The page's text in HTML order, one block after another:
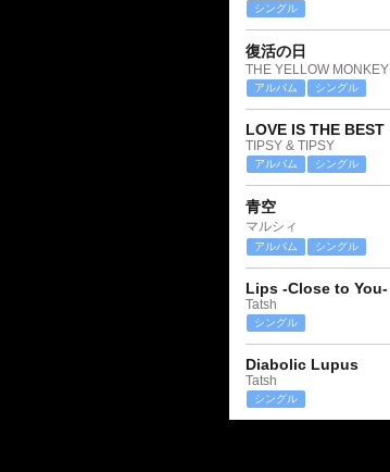
シングル
復活の日
THE YELLOW MONKEY
アルバム シングル
LOVE IS THE BEST
TIPSY & TIPSY
アルバム シングル
青空
マルシィ
アルバム シングル
Lips -Close to You-
Tatsh
シングル
Diabolic Lupus
Tatsh
シングル